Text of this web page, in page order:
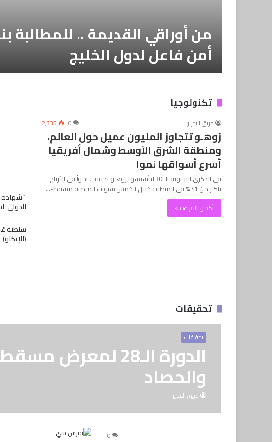
من أوراقي القديمة .. للمطالبة
أمن فاعل لدول الخليج
تكنولوجيا
فريق التحرير 0 2٬335
زوهـو تتجاوز المليون عميل حول العالم،
ومنطقة الشرق الأوسط وشمال أفريقيا
أسرع أسواقها نمواً
في الذكرى السنوية الـ 30 لتأسيسها زوهـو تحققت نمواً في الأرباح
بأكثر من 41 % في المنطقة خلال الخمس سنوات الماضية مسقط-…
أكمل القراءة »
“شهادة
الدولي
سلطنة
(الإيكاو)
تحقيقات
تحقيقات
الدورة الـ28
والحصاد
فريق التحرير
0